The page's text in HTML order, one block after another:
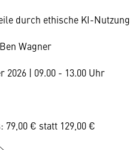
durch ethische KI-Nutzung
Wagner
2026 | 09.00 - 13.00 Uhr
79,00 € statt 129,00 €